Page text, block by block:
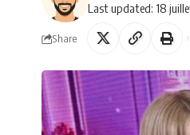
Last updated: 18
Share